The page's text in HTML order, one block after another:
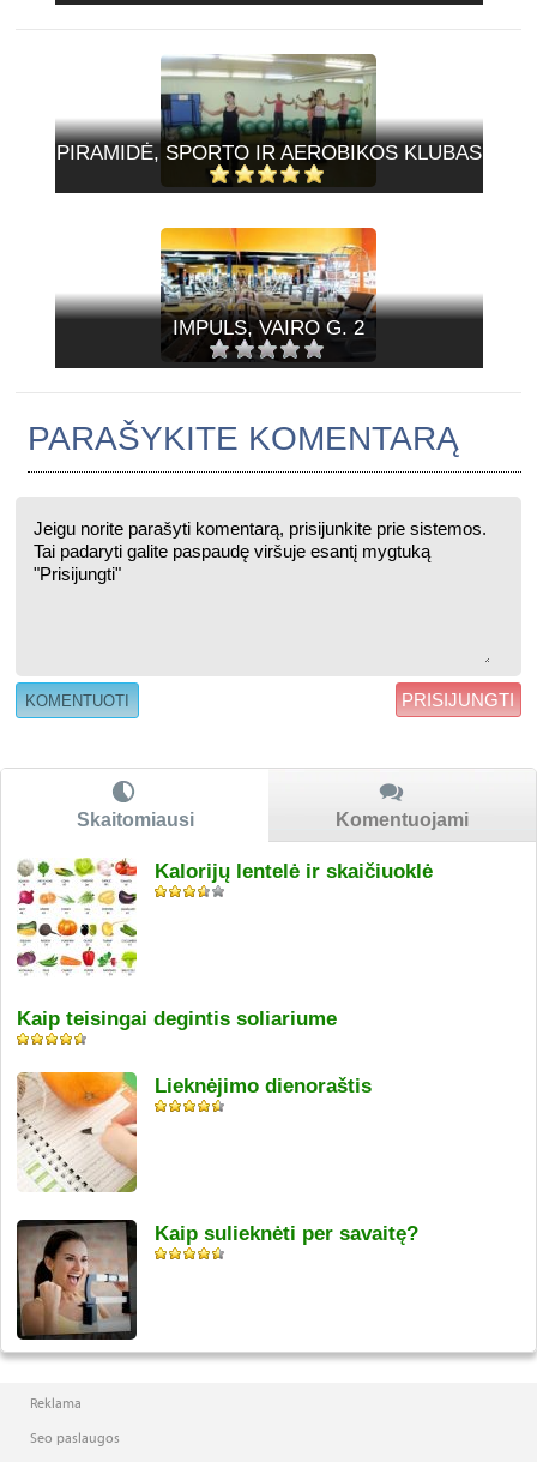
PIRAMIDĖ, SPORTO IR AEROBIKOS KLUBAS
IMPULS, VAIRO G. 2
PARAŠYKITE KOMENTARĄ
PRISIJUNGTI
Skaitomiausi Komentuojami
Kalorijų lentelė ir skaičiuoklė
Kaip teisingai degintis soliariume
Lieknėjimo dienoraštis
Kaip sulieknėti per savaitę?
Reklama
Seo paslaugos